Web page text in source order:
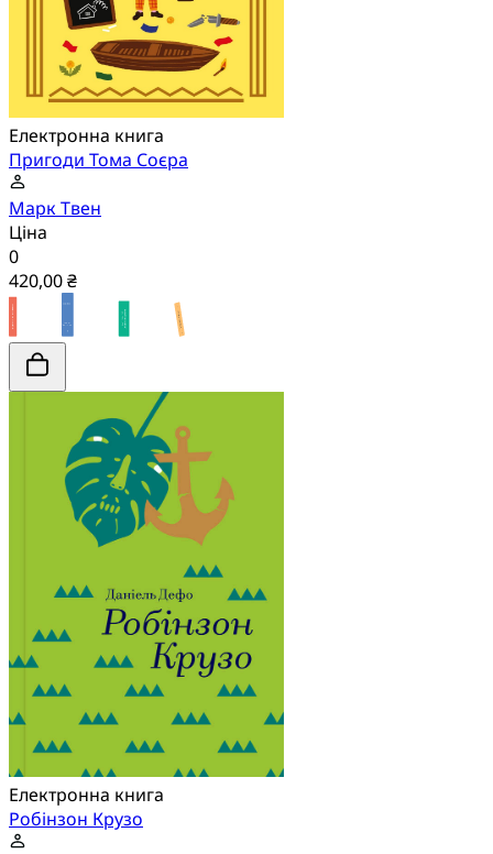
Електронна книга
Пригоди Тома Соєра
Марк Твен
Ціна
0
420,00 ₴
Електронна книга
Робінзон Крузо